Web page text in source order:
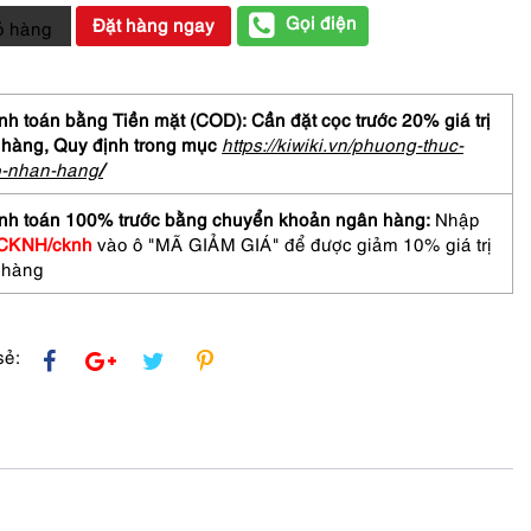
hàng Đặt hàng ngay Gọi điện
toán bằng Tiền mặt (COD): Cần đặt cọc trước 20% giá trị
Quy định trong mục https://kiwiki.vn/phuong-thuc-
nhan-hang/
toán 100% trước bằng chuyển khoản ngân hàng: Nhập
cknh vào ô "MÃ GIẢM GIÁ" để được giảm 10% giá trị